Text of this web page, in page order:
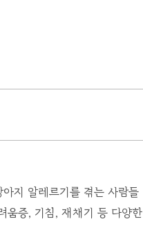
지 알레르기를 겪는 사람들
움증, 기침, 재채기 등 다양한